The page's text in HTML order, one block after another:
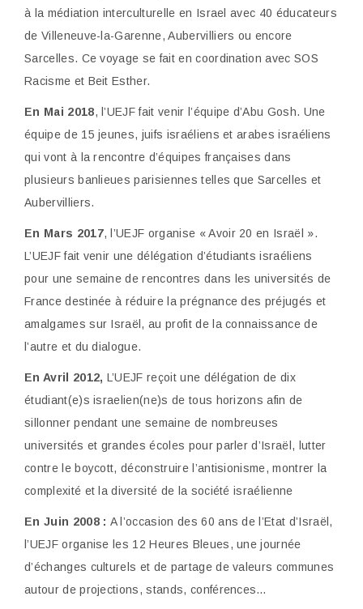
à la médiation interculturelle en Israel avec 40 éducateurs
de Villeneuve-la-Garenne, Aubervilliers ou encore
Sarcelles. Ce voyage se fait en coordination avec SOS
Racisme et Beit Esther.
En Mai 2018, l’UEJF fait venir l’équipe d’Abu Gosh. Une
équipe de 15 jeunes, juifs israéliens et arabes israéliens
qui vont à la rencontre d’équipes françaises dans
plusieurs banlieues parisiennes telles que Sarcelles et
Aubervilliers.
En Mars 2017, l’UEJF organise « Avoir 20 en Israël ».
L’UEJF fait venir une délégation d’étudiants israéliens
pour une semaine de rencontres dans les universités de
France destinée à réduire la prégnance des préjugés et
amalgames sur Israël, au profit de la connaissance de
l’autre et du dialogue.
En Avril 2012, L’UEJF reçoit une délégation de dix
étudiant(e)s israelien(ne)s de tous horizons afin de
sillonner pendant une semaine de nombreuses
universités et grandes écoles pour parler d’Israël, lutter
contre le boycott, déconstruire l’antisionisme, montrer la
complexité et la diversité de la société israélienne
En Juin 2008 : A l’occasion des 60 ans de l’Etat d’Israël,
l’UEJF organise les 12 Heures Bleues, une journée
d’échanges culturels et de partage de valeurs communes
autour de projections, stands, conférences…